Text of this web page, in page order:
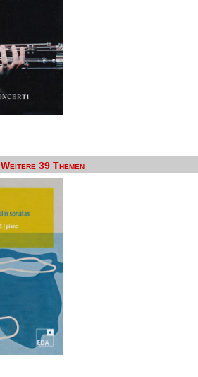
Weitere 39 Themen